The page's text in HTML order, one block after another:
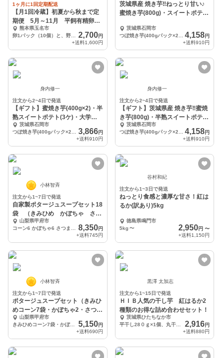
1ヶ月に1回定期配送
【月1回冷蔵】初夏から秋まで定
期便 5月～11月 平飼有精卵と
旬野菜セット便
熊本県玉名市
2,700円
+送料1,600円
茨城県産 焼き芋‼ねっとり甘い♪
蜜焼き芋(800g)・スイートポテト
茨城県石岡市
4,158円
+送料910円
身内修一
注文から2~4日で発送
【ギフト】蜜焼き芋(400g×2)・半
熟スイートポテト(3ケ)・大学芋
セット
茨城県石岡市
3,866円
+送料910円
身内修一
注文から2~4日で発送
【ギフト】茨城県産 焼き芋‼蜜焼
き芋(800g)・半熟スイートポテト
(6ケ)茨城県石岡市
4,158円
+送料910円
小林智斉
注文から1~7日で発送
自家製ポタージュスープセット18
袋 （きみひめ かぼちゃ さつ
まいも）
山梨県甲府市
8,350円
+送料745円
谷村和紀
注文から1~3日で発送
ねっとり食感と濃厚な甘さ！紅は
るか(訳あり)5kg
徳島県鳴門市
5kg 〜 2,950円 〜
+送料1,150円
小林智斉
注文から1~7日で発送
ポタージュスープセット（きみひ
めコーン7袋・かぼちゃ2・さつま
いも2）
山梨県甲府市
きみひめコーン7袋・かぼちゃ2袋・さつまいも2袋 全11袋セット
5,150円
+送料690円
黒澤 太加志
注文から1~15日で発送
ＨＩＢ人気の干し芋 紅はるか2
種類のお得な詰め合わせセット！
茨城県ひたちなか市
平干し28０ｇ×1個、丸干し７０ｇ×2個
2,916円
+送料880円